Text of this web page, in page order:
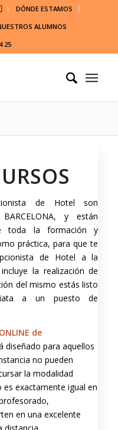
DÓNDE ESTAMOS
ALUMNOS
25
de Hotel son
y están
toda la formación y
práctica, para que te
de Hotel a la
la realización de
del mismo estás listo
a un puesto de
de
diseñado para aquellos
no pueden
la modalidad
es exactamente igual en
en una excelente